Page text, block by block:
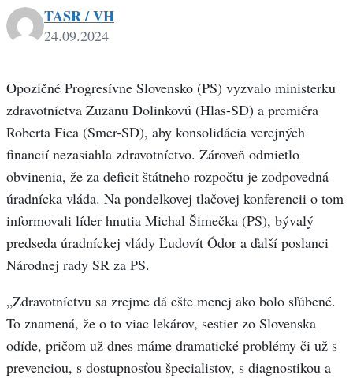
TASR / VH
24.09.2024
Opozičné Progresívne Slovensko (PS) vyzvalo ministerku
zdravotníctva Zuzanu Dolinkovú (Hlas-SD) a premiéra
Roberta Fica (Smer-SD), aby konsolidácia verejných
financií nezasiahla zdravotníctvo. Zároveň odmietlo
obvinenia, že za deficit štátneho rozpočtu je zodpovedná
úradnícka vláda. Na pondelkovej tlačovej konferencii o tom
informovali líder hnutia Michal Šimečka (PS), bývalý
predseda úradníckej vlády Ľudovít Ódor a ďalší poslanci
Národnej rady SR za PS.
„Zdravotníctvu sa zrejme dá ešte menej ako bolo sľúbené.
To znamená, že o to viac lekárov, sestier zo Slovenska
odíde, pričom už dnes máme dramatické problémy či už s
prevenciou, s dostupnosťou špecialistov, s diagnostikou a